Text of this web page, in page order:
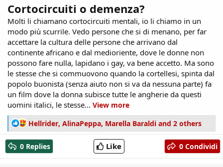
Cortocircuiti o demenza?
Molti li chiamano cortocircuiti mentali, io li chiamo in un
modo più scurrile. Vedo persone che si di menano, per far
accettare la cultura delle persone che arrivano dal
continente africano e dal medioriente, dove le donne non
possono fare nulla, lapidano i gay, va bene accetto. Ma sono
le stesse che si commuovono quando la cortellesi, spinta dal
popolo buonista (senza aiuto non si va da nessuna parte) fa
un film dove la donna subisce tutte le angherie da questi
uomini italici, le stesse... View more
R
e
a
c
t
Hellrider, AlinaPeppa, Marella Baraldi and 2 others
0 Replies Like 0 Condividi